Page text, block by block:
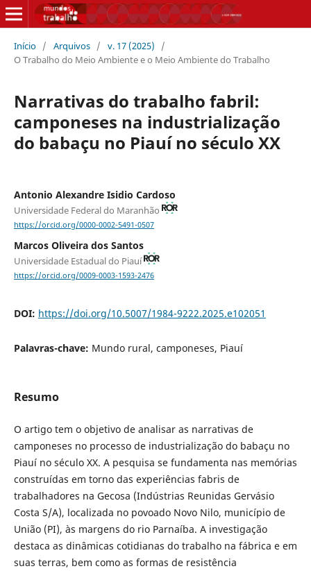
Início / Arquivos / v. 17 (2025)
/
O Trabalho do Meio Ambiente e o Meio Ambiente do Trabalho
Narrativas do trabalho fabril:
camponeses na industrialização
do babaçu no Piauí no século XX
Antonio Alexandre Isidio Cardoso
Universidade Federal do Maranhão
https://orcid.org/0000-0002-5491-0507
Marcos Oliveira dos Santos
Universidade Estadual do Piauí
https://orcid.org/0009-0003-1593-2476
DOI: https://doi.org/10.5007/1984-9222.2025.e102051
Palavras-chave: Mundo rural, camponeses, Piauí
Resumo
O artigo tem o objetivo de analisar as narrativas de
camponeses no processo de industrialização do babaçu no
Piauí no século XX. A pesquisa se fundamenta nas memórias
construídas em torno das experiências fabris de
trabalhadores na Gecosa (Indústrias Reunidas Gervásio
Costa S/A), localizada no povoado Novo Nilo, município de
União (PI), às margens do rio Parnaíba. A investigação
destaca as dinâmicas cotidianas do trabalho na fábrica e em
suas terras, bem como as formas de resistência